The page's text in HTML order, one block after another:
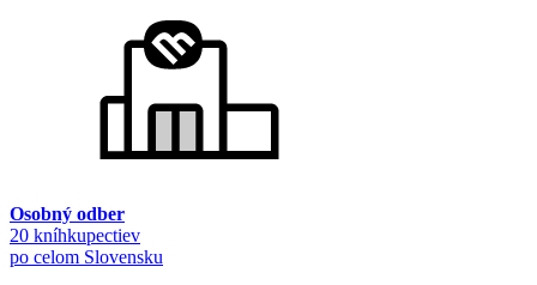
Osobný odber
20 kníhkupectiev
po celom Slovensku